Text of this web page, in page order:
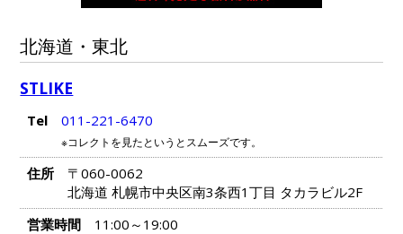
北海道・東北
STLIKE
Tel 011-221-6470
※コレクトを見たというとスムーズです。
住所
〒060-0062
北海道 札幌市中央区南3条西1丁目 タカラビル2F
営業時間
11:00～19:00